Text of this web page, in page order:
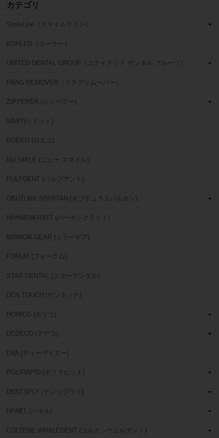
カテゴリ
SmileLine（スマイルライン）
KOHLER（コーラー）
UNITED DENTAL GROUP（ユナイテッド デンタル グループ）
FRAG REMOVER（フラグリムーバー）
ZIPPERER (ジッペラー)
SIMIT(シミット)
ROEKO (ロエコ)
NU SMILE (ニュー スマイル)
PULPDENT (パルプデント)
OBUTURA SPARTAN (オブチュラスパルタン)
HAHNENKRATT (ハーネンクラット)
MIRROR GEAR (ミラーギア)
FORUM (フォーラム)
STAR DENTAL (スターデンタル)
DEN TOUCH (デンタッチ)
HORICO (ホリコ)
DEDECO (デデコ)
DVA (ディーヴイエー)
POLIRAPID (ポリラピッド)
DENTSPLY (デンツプライ)
HANEL (ハネル)
COLTENE WHALEDENT (コルテンウェルデント)